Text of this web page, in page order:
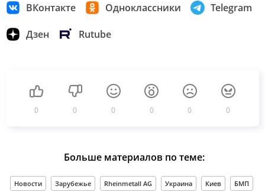
ВКонтакте Одноклассники Telegram
Дзен Rutube
0 0 0 0 0 0
Больше материалов по теме:
Новости Зарубежье Rheinmetall AG Украина Киев БМП